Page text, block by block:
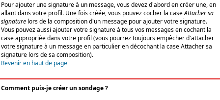
Pour ajouter une signature à un message, vous devez d'abord en créer une, en
allant dans votre profil. Une fois créée, vous pouvez cocher la caseAttacher sa
signature lors de la composition d'un message pour ajouter votre signature.
Vous pouvez aussi ajouter votre signature à tous vos messages en cochant la
case appropriée dans votre profil (vous pourrez toujours empêcher d'attacher
votre signature à un message en particulier en décochant la case Attacher sa
signature lors de sa composition).
Revenir en haut de page
Comment puis-je créer un sondage ?